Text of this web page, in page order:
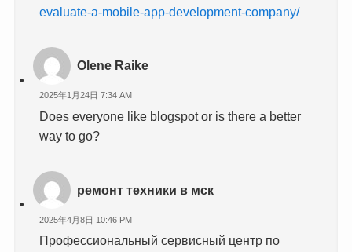
evaluate-a-mobile-app-development-company/
Olene Raike
2025年1月24日 7:34 AM
Does everyone like blogspot or is there a better
way to go?
ремонт техники в мск
2025年4月8日 10:46 PM
Профессиональный сервисный центр по